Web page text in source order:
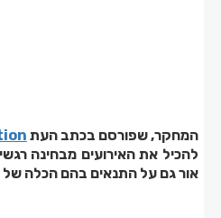
המחקר, שפורסם בכתב העת
להכיל את האירועים מבחינה
אור גם על התנאים בהם הכלה של